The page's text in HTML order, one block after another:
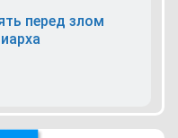
перед злом